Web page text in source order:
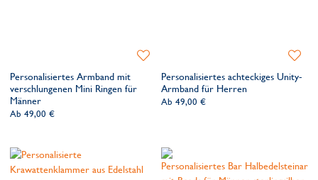
Personalisiertes Armband mit
verschlungenen Mini Ringen für
Männer
Ab 49,00 €
Zur
hinzufügenPersonalisiertes achteckiges Unity-
Armband für Herren
Ab 49,00 €
Zur